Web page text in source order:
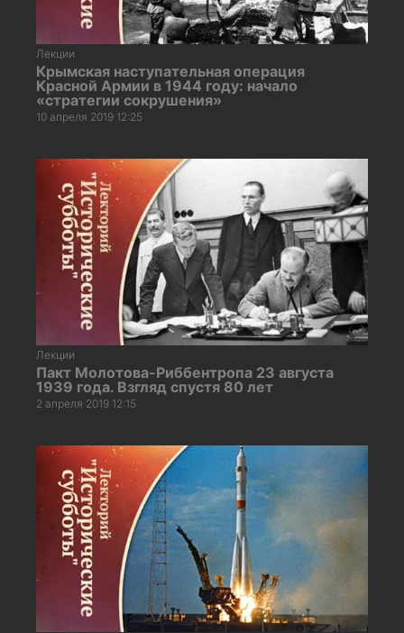
Лекции
Крымская наступательная операция
Красной Армии в 1944 году: начало
«стратегии сокрушения»
10 апреля 2019 12:25
Лекции
Пакт Молотова-Риббентропа 23 августа
1939 года. Взгляд спустя 80 лет
2 апреля 2019 12:15